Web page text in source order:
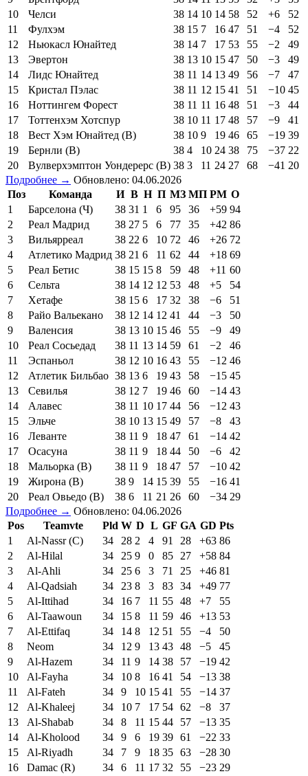
10
Челси 38 14 10 14 58 52 +6
52
11
Фулхэм 38 15 7 16 47 51 −4
52
12
Ньюкасл Юнайтед 38 14 7 17 53 55 −2
49
13
Эвертон 38 13 10 15 47 50 −3
49
14
Лидс Юнайтед 38 11 14 13 49 56 −7
47
15
Кристал Пэлас 38 11 12 15 41 51 −10 45
16
Ноттингем Форест 38 11 11 16 48 51 −3
44
17
Тоттенхэм Хотспур 38 10 11 17 48 57 −9
41
18
Вест Хэм Юнайтед (В) 38 10 9 19 46 65 −19 39
19
Бернли (В) 38 4 10 24 38 75 −37 22
20
Вулверхэмптон Уондерерс (В) 38 3 11 24 27 68 −41 20
Подробнее → Обновлено: 04.06.2026
Поз
Команда И В Н П МЗ МП РМ О
1
Барселона (Ч) 38 31 1 6 95 36 +59 94
2
Реал Мадрид 38 27 5 6 77 35 +42 86
3
Вильярреал 38 22 6 10 72 46 +26 72
4
Атлетико Мадрид 38 21 6 11 62 44 +18 69
5
Реал Бетис 38 15 15 8 59 48 +11 60
6
Сельта 38 14 12 12 53 48 +5
54
7
Хетафе 38 15 6 17 32 38 −6
51
8
Райо Вальекано 38 12 14 12 41 44 −3
50
9
Валенсия 38 13 10 15 46 55 −9
49
10
Реал Сосьедад 38 11 13 14 59 61 −2
46
11
Эспаньол 38 12 10 16 43 55 −12 46
12
Атлетик Бильбао 38 13 6 19 43 58 −15 45
13
Севилья 38 12 7 19 46 60 −14 43
14
Алавес 38 11 10 17 44 56 −12 43
15
Эльче 38 10 13 15 49 57 −8
43
16
Леванте 38 11 9 18 47 61 −14 42
17
Осасуна 38 11 9 18 44 50 −6
42
18
Мальорка (В) 38 11 9 18 47 57 −10 42
19
Жирона (В) 38 9 14 15 39 55 −16 41
20
Реал Овьедо (В) 38 6 11 21 26 60 −34 29
Подробнее → Обновлено: 04.06.2026
Pos
Teamvte Pld W D L GF GA GD Pts
1
Al-Nassr (C) 34 28 2 4 91 28 +63 86
2
Al-Hilal 34 25 9 0 85 27 +58 84
3
Al-Ahli 34 25 6 3 71 25 +46 81
4
Al-Qadsiah 34 23 8 3 83 34 +49 77
5
Al-Ittihad 34 16 7 11 55 48 +7
55
6
Al-Taawoun 34 15 8 11 59 46 +13 53
7
Al-Ettifaq 34 14 8 12 51 55 −4
50
8
Neom 34 12 9 13 43 48 −5
45
9
Al-Hazem 34 11 9 14 38 57 −19 42
10
Al-Fayha 34 10 8 16 41 54 −13 38
11
Al-Fateh 34 9 10 15 41 55 −14 37
12
Al-Khaleej 34 10 7 17 54 62 −8
37
13
Al-Shabab 34 8 11 15 44 57 −13 35
14
Al-Kholood 34 9 6 19 39 61 −22 33
15
Al-Riyadh 34 7 9 18 35 63 −28 30
16
Damac (R) 34 6 11 17 32 55 −23 29